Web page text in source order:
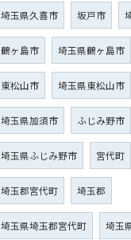
埼玉県久喜市 坂戸市
鶴ヶ島市 埼玉県鶴ヶ島市
東松山市 埼玉県東松山市
埼玉県加須市 ふじみ野市
埼玉県ふじみ野市 宮代町
埼玉郡宮代町 埼玉郡
埼玉県埼玉郡宮代町 埼玉